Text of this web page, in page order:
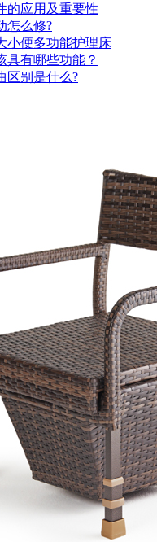
的应用及重要性
怎么修?
小便多功能护理床
具有哪些功能？
区别是什么?